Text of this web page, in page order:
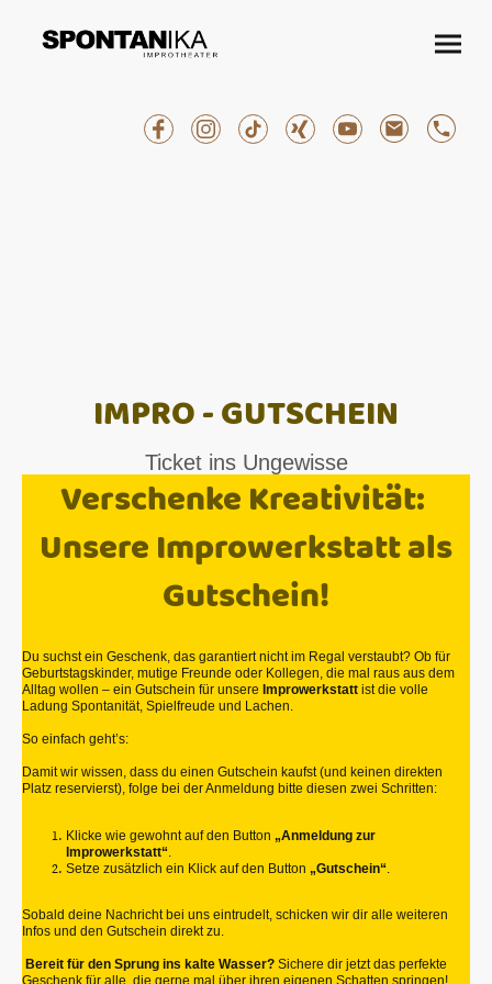
IMPRO - GUTSCHEIN
Ticket ins Ungewisse
Verschenke Kreativität:
Unsere Improwerkstatt als
Gutschein!
Du suchst ein Geschenk, das garantiert nicht im Regal verstaubt? Ob für
Geburtstagskinder, mutige Freunde oder Kollegen, die mal raus aus dem
Alltag wollen – ein Gutschein für unsere Improwerkstatt ist die volle
Ladung Spontanität, Spielfreude und Lachen.
So einfach geht’s:
Damit wir wissen, dass du einen Gutschein kaufst (und keinen direkten
Platz reservierst), folge bei der Anmeldung bitte diesen zwei Schritten:
Klicke wie gewohnt auf den Button „Anmeldung zur
Improwerkstatt“
Setze zusätzlich ein Klick auf den Button „Gutschein“
Sobald deine Nachricht bei uns eintrudelt, schicken wir dir alle weiteren
Infos und den Gutschein direkt zu.
Bereit für den Sprung ins kalte Wasser? Sichere dir jetzt das perfekte
Geschenk für alle, die gerne mal über ihren eigenen Schatten springen!